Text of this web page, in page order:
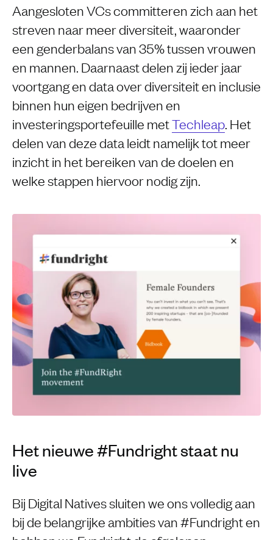
Aangesloten VCs committeren zich aan het
streven naar meer diversiteit, waaronder
een genderbalans van 35% tussen vrouwen
en mannen. Daarnaast delen zij ieder jaar
voortgang en data over diversiteit en inclusie
binnen hun eigen bedrijven en
investeringsportefeuille metTechleap . Het
delen van deze data leidt namelijk tot meer
inzicht in het bereiken van de doelen en
welke stappen hiervoor nodig zijn.
Het nieuwe #Fundright staat nu
live
Bij Digital Natives sluiten we ons volledig aan
bij de belangrijke ambities van #Fundright en